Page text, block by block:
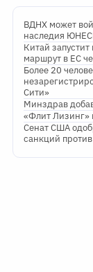
ВДНХ может
наследия
Китай
маршрут в ЕС
Более 20
Сити»
Минздрав
«Флит Лизинг»
Сенат США
санкций